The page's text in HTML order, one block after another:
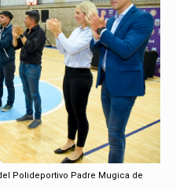
Polideportivo Padre Mugica de